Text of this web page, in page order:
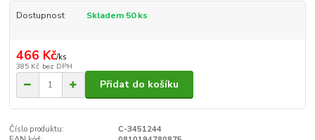
Dostupnost Skladem 50 ks
466 Kč/ks
385 Kč bez DPH
Přidat do košíku
Číslo produktu:
C-3451244